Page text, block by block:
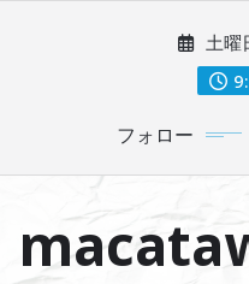
に
土曜
フォロー